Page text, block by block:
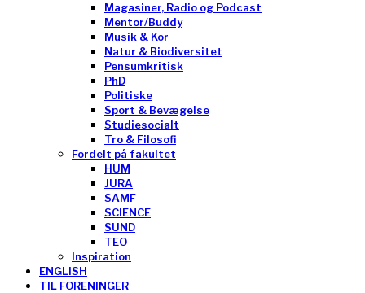
Magasiner, Radio og Podcast
Mentor/Buddy
Musik & Kor
Natur & Biodiversitet
Pensumkritisk
PhD
Politiske
Sport & Bevægelse
Studiesocialt
Tro & Filosofi
Fordelt på fakultet
HUM
JURA
SAMF
SCIENCE
SUND
TEO
Inspiration
ENGLISH
TIL FORENINGER